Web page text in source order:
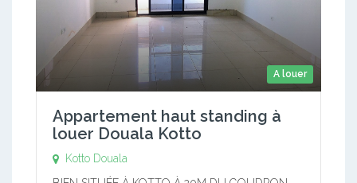
A louer
Appartement haut standing à
louer Douala Kotto
Kotto Douala